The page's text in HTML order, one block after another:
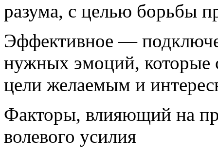
разума, с целью борьбы
Эффективное —
нужных эмоций, которые
цели желаемым и
Факторы, влияющий на
волевого усилия